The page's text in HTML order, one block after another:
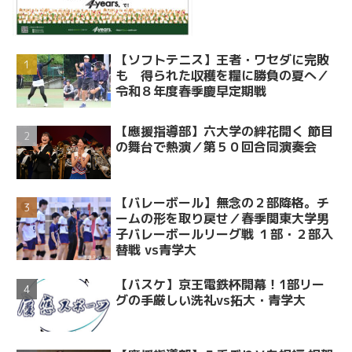
【ソフトテニス】王者・ワセダに完敗
も 得られた収穫を糧に勝負の夏へ／
令和８年度春季慶早定期戦
【應援指導部】六大学の絆花開く 節目
の舞台で熱演／第５０回合同演奏会
【バレーボール】無念の２部降格。チ
ームの形を取り戻せ／春季関東大学男
子バレーボールリーグ戦 １部・２部入
替戦 vs青学大
【バスケ】京王電鉄杯開幕！1部リー
グの手厳しい洗礼vs拓大・青学大